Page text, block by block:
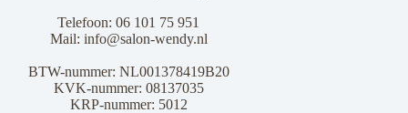
Telefoon: 06 101 75 951
Mail: info@salon-wendy.nl
BTW-nummer: NL001378419B20
KVK-nummer: 08137035
KRP-nummer: 5012